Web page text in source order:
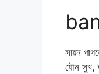
সায়ন
যৌন সুখ,